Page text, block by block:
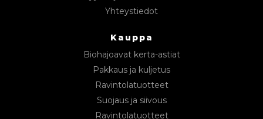
Yhteystiedot
Kauppa
Biohajoavat kerta-astiat
Pakkaus ja kuljetus
Ravintolatuotteet
Suojaus ja siivous
Ravintolatuotteet